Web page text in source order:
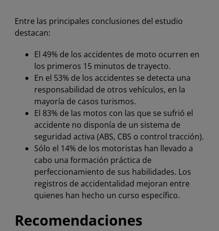
Entre las principales conclusiones del estudio
destacan:
El 49% de los accidentes de moto ocurren en
los primeros 15 minutos de trayecto.
En el 53% de los accidentes se detecta una
responsabilidad de otros vehículos, en la
mayoría de casos turismos.
El 83% de las motos con las que se sufrió el
accidente no disponía de un sistema de
seguridad activa (ABS, CBS o control tracción).
Sólo el 14% de los motoristas han llevado a
cabo una formación práctica de
perfeccionamiento de sus habilidades. Los
registros de accidentalidad mejoran entre
quienes han hecho un curso específico.
Recomendaciones